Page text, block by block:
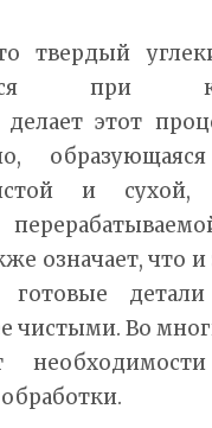
твердый
при
делает этот
и
означает, что и
детали
чистыми. Во